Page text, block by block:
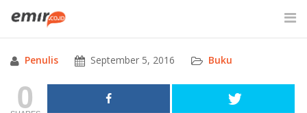
content
SITE SEARCH
Penulis September 5, 2016 Buku
0